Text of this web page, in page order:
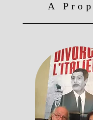
A